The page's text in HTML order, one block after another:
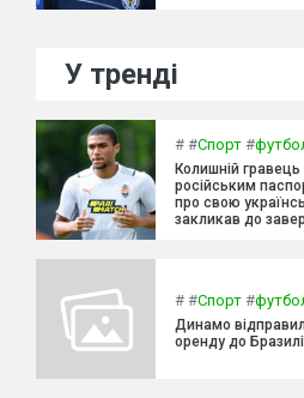
У тренді
# #Спорт #
Колишній
російським
про свою
закликав до
# #Спорт #
Динамо
оренду до